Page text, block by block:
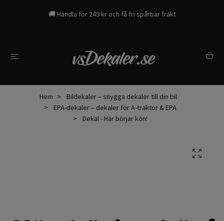
🚚 Handla för 249 kr och få fri spårbar frakt
Hem
Bildekaler – snygga dekaler till din bil
EPA-dekaler – dekaler för A-traktor & EPA
Dekal - Här börjar kön!